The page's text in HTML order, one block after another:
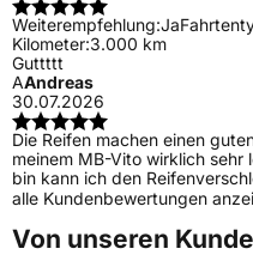
Weiterempfehlung:Ja
Kilometer:3.000 km
Guttttt
AAndreas
30.07.2026
Die Reifen machen einen
meinem MB-Vito wirklich
bin kann ich den
alle Kundenbewertungen
Von unseren